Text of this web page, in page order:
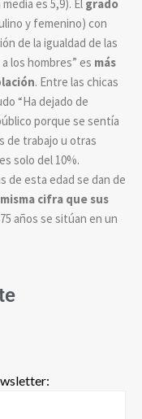
es 5,9). El grado
y femenino) con
de la igualdad de las
los hombres” es más
. Entre las chicas
“Ha dejado de
porque se sentía
de trabajo u otras
solo del 10%.
de esta edad se dan de
misma cifra que sus
años se sitúan en un